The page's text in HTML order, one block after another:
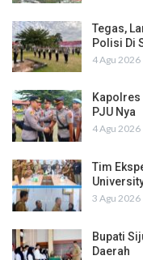
Tegas,
Polisi Di
4 Agu 2026
PJU Nya
4 Agu 2026
Tim
3 Agu 2026
Bupati
Daerah